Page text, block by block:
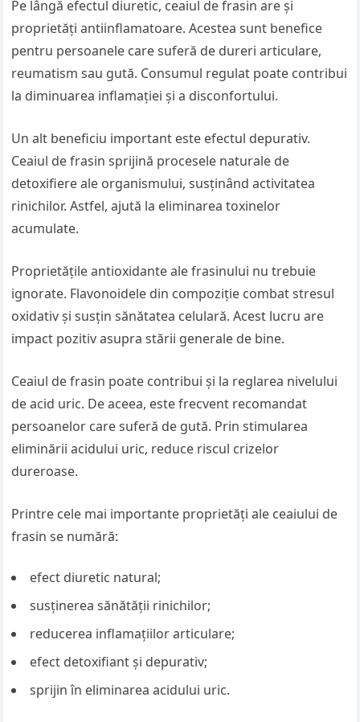
Pe lângă efectul diuretic, ceaiul de frasin are și
proprietăți antiinflamatoare. Acestea sunt benefice
pentru persoanele care suferă de dureri articulare,
reumatism sau gută. Consumul regulat poate contribui
la diminuarea inflamației și a disconfortului.
Un alt beneficiu important este efectul depurativ.
Ceaiul de frasin sprijină procesele naturale de
detoxifiere ale organismului, susținând activitatea
rinichilor. Astfel, ajută la eliminarea toxinelor
acumulate.
Proprietățile antioxidante ale frasinului nu trebuie
ignorate. Flavonoidele din compoziție combat stresul
oxidativ și susțin sănătatea celulară. Acest lucru are
impact pozitiv asupra stării generale de bine.
Ceaiul de frasin poate contribui și la reglarea nivelului
de acid uric. De aceea, este frecvent recomandat
persoanelor care suferă de gută. Prin stimularea
eliminării acidului uric, reduce riscul crizelor
dureroase.
Printre cele mai importante proprietăți ale ceaiului de
frasin se numără:
efect diuretic natural;
susținerea sănătății rinichilor;
reducerea inflamațiilor articulare;
efect detoxifiant și depurativ;
sprijin în eliminarea acidului uric.